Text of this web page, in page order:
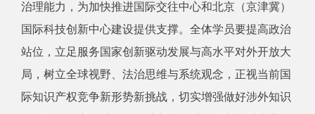
治理能力，为加快推进国际交往中心和北京（京津冀）
国际科技创新中心建设提供支撑。全体学员要提高政治
站位，立足服务国家创新驱动发展与高水平对外开放大
局，树立全球视野、法治思维与系统观念，正视当前国
际知识产权竞争新形势新挑战，切实增强做好涉外知识